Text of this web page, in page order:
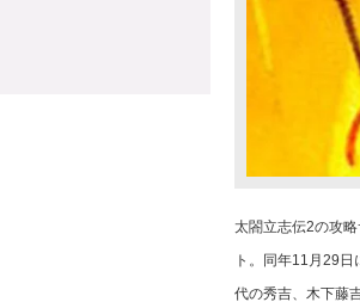
太閤立志伝2の攻
ト。同年11月29
代の秀吉、木下藤